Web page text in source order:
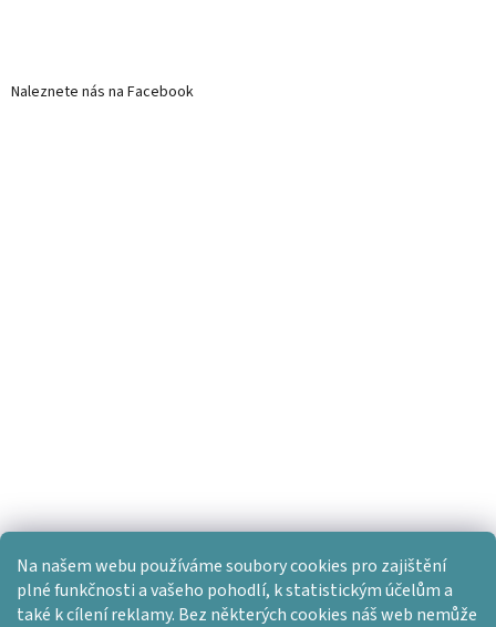
Na našem webu používáme soubory cookies pro zajištění
plné funkčnosti a vašeho pohodlí, k statistickým účelům a
také k cílení reklamy. Bez některých cookies náš web nemůže
Naleznete nás na Facebook